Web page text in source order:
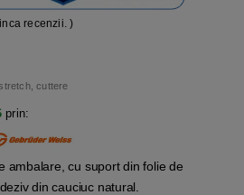
recenzii. )
cuttere
prin:
ambalare, cu suport din folie de
din cauciuc natural.